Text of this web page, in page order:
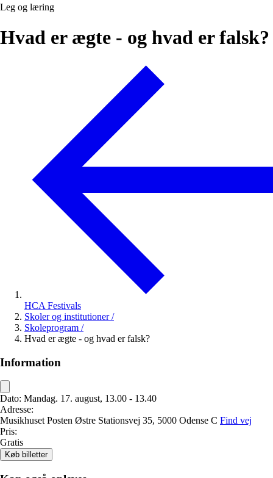
Leg og læring
Hvad er ægte - og hvad er falsk?
HCA Festivals
Skoler og institutioner /
Skoleprogram /
Hvad er ægte - og hvad er falsk?
Information
Dato: Mandag. 17. august, 13.00 - 13.40
Adresse:
Musikhuset Posten Østre Stationsvej 35, 5000 Odense C Find vej
Pris:
Gratis
Køb billetter